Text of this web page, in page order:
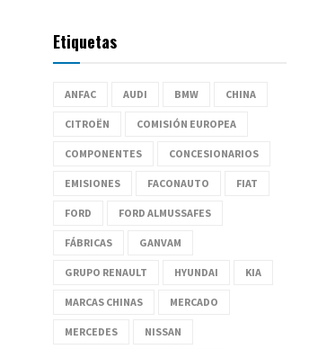
Etiquetas
ANFAC AUDI BMW CHINA
CITROËN COMISIÓN EUROPEA
COMPONENTES CONCESIONARIOS
EMISIONES FACONAUTO FIAT
FORD FORD ALMUSSAFES
FÁBRICAS GANVAM
GRUPO RENAULT HYUNDAI KIA
MARCAS CHINAS MERCADO
MERCEDES NISSAN